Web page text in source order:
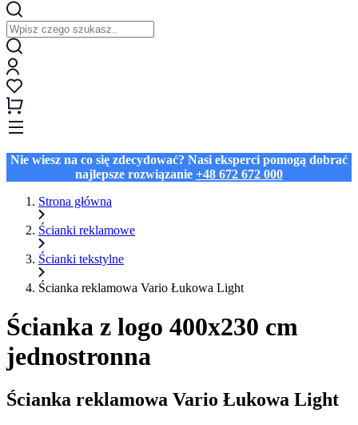
Nie wiesz na co się zdecydować? Nasi eksperci pomogą dobrać
najlepsze rozwiązanie +48 672 672 000
Strona główna
Ścianki reklamowe
Ścianki tekstylne
Ścianka reklamowa Vario Łukowa Light
Ścianka z logo 400x230 cm
jednostronna
Ścianka reklamowa Vario Łukowa Light